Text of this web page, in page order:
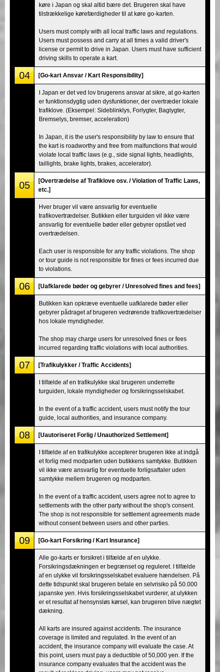
køre i Japan og skal altid bære det. Brugeren skal have
tilstrækkelige kørefærdigheder til at køre go-karten.
Users must comply with all local traffic laws and regulations.
Users must possess and carry at all times a valid driver's
license or permit to drive in Japan. Users must have sufficient
driving skills to operate a kart.
04 [Go-kart Ansvar / Kart Responsibility]
I Japan er det ved lov brugerens ansvar at sikre, at go-karten
er funktionsdygtig uden dysfunktioner, der overtræder lokale
trafiklove. (Eksempel: Sideblinklys, Forlygter, Baglygter,
Bremselys, bremser, acceleration)
In Japan, it is the user's responsibility by law to ensure that
the kart is roadworthy and free from malfunctions that would
violate local traffic laws (e.g., side signal lights, headlights,
taillights, brake lights, brakes, accelerator).
05
[Overtrædelse af Trafiklove osv. / Violation of Traffic Laws,
etc.]
Hver bruger vil være ansvarlig for eventuelle
trafikovertrædelser. Butikken eller turguiden vil ikke være
ansvarlig for eventuelle bøder eller gebyrer opstået ved
overtrædelsen.
Each user is responsible for any traffic violations. The shop
or tour guide is not responsible for fines or fees incurred due
to violations.
06 [Uafklarede bøder og gebyrer / Unresolved fines and fees]
Butikken kan opkræve eventuelle uafklarede bøder eller
gebyrer pådraget af brugeren vedrørende trafikovertrædelser
hos lokale myndigheder.
The shop may charge users for unresolved fines or fees
incurred regarding traffic violations with local authorities.
07 [Trafikulykker / Traffic Accidents]
I tilfælde af en trafikulykke skal brugeren underrette
turguiden, lokale myndigheder og forsikringsselskabet.
In the event of a traffic accident, users must notify the tour
guide, local authorities, and insurance company.
08 [Uautoriseret Forlig / Unauthorized Settlement]
I tilfælde af en trafikulykke accepterer brugeren ikke at indgå
et forlig med modparten uden butikkens samtykke. Butikken
vil ikke være ansvarlig for eventuelle forligsaftaler uden
samtykke mellem brugeren og modparten.
In the event of a traffic accident, users agree not to agree to
settlements with the other party without the shop's consent.
The shop is not responsible for settlement agreements made
without consent between users and other parties.
09 [Go-kart Forsikring / Kart Insurance]
Alle go-karts er forsikret i tilfælde af en ulykke.
Forsikringsdækningen er begrænset og reguleret. I tilfælde
af en ulykke vil forsikringsselskabet evaluere hændelsen. På
dette tidspunkt skal brugeren betale en selvrisiko på 50.000
japanske yen. Hvis forsikringsselskabet vurderer, at ulykken
er et resultat af hensynsløs kørsel, kan brugeren blive nægtet
dækning.
All karts are insured against accidents. The insurance
coverage is limited and regulated. In the event of an
accident, the insurance company will evaluate the case. At
this point, users must pay a deductible of 50,000 yen. If the
insurance company evaluates that the accident was the